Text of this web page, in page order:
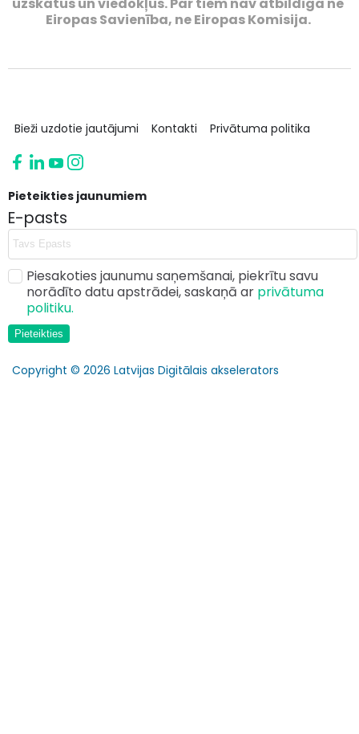
Eiropas Savienība, ne Eiropas Komisija.
Bieži uzdotie jautājumi Kontakti Privātuma politika
Copyright © 2026 Latvijas Digitālais akselerators
Pieteikties jaunumiem
E-pasts
Piesakoties jaunumu saņemšanai, piekrītu savu
norādīto datu apstrādei, saskaņā ar privātuma
politiku.
Pieteikties